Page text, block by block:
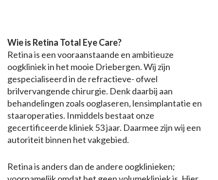
Wie is Retina Total Eye Care?
Retina is een vooraanstaande en ambitieuze
oogkliniek in het mooie Driebergen. Wij zijn
gespecialiseerd in de refractieve- ofwel
brilvervangende chirurgie. Denk daarbij aan
behandelingen zoals ooglaseren, lensimplantatie en
staaroperaties. Inmiddels bestaat onze
gecertificeerde kliniek 53 jaar. Daarmee zijn wij een
autoriteit binnen het vakgebied.
Retina is anders dan de andere oogklinieken;